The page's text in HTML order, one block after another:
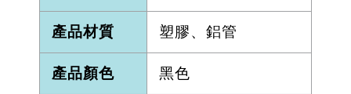
產品材質 塑膠、鋁管
產品顏色 黑色